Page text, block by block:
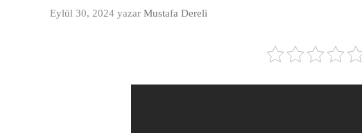
Eylül 30, 2024 yazar Mustafa Dereli